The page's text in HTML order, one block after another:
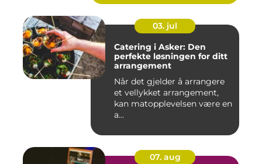
03. jul
Catering i Asker: Den
perfekte løsningen for ditt
arrangement
Når det gjelder å arrangere
et vellykket arrangement,
kan matopplevelsen være en
a...
07. aug